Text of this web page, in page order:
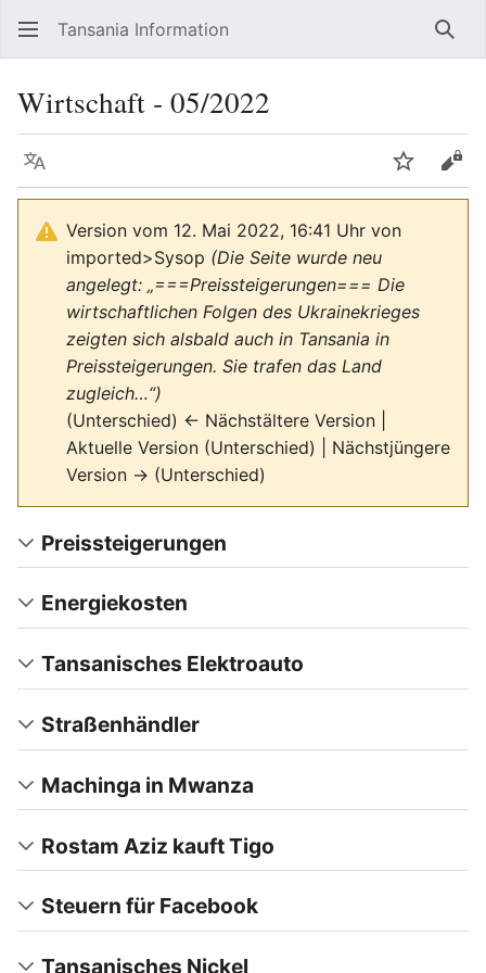
Tansania Information
Wirtschaft ‐ 05/2022
Sprache
Version vom 12. Mai 2022, 16:41 Uhr von
imported>Sysop (Die Seite wurde neu
angelegt: „===Preissteigerungen=== Die
wirtschaftlichen Folgen des Ukrainekrieges
zeigten sich alsbald auch in Tansania in
Preissteigerungen. Sie trafen das Land
zugleich…“)
(Unterschied) ← Nächstältere Version |
Aktuelle Version (Unterschied) | Nächstjüngere
Version → (Unterschied)
Preissteigerungen
Energiekosten
Tansanisches Elektroauto
Straßenhändler
Machinga in Mwanza
Rostam Aziz kauft Tigo
Steuern für Facebook
Tansanisches Nickel